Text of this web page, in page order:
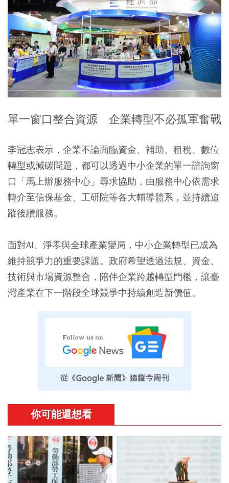
單一窗口整合資源 企業轉型不必孤軍奮戰
李冠志表示，企業不論面臨資金、補助、租稅、數位
轉型或減碳問題，都可以透過中小企業的單一諮詢窗
口「馬上辦服務中心」尋求協助，由服務中心依需求
轉介至信保基金、工研院等各大輔導體系，並持續追
蹤後續服務。
面對AI、淨零與全球產業變局，中小企業轉型已成為
維持競爭力的重要課題。政府希望透過法規、資金、
技術與市場資源整合，陪伴企業跨越轉型門檻，讓臺
灣產業在下一階段全球競爭中持續創造新價值。